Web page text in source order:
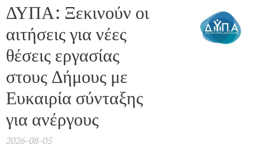
ΔΥΠΑ: Ξεκινούν οι
αιτήσεις για νέες
θέσεις εργασίας
στους Δήμους με
Ευκαιρία σύνταξης
για ανέργους
2026-08-05